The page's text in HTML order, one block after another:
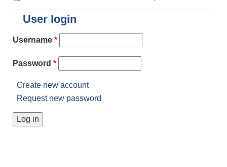
User login
Username *
Password *
Create new account
Request new password